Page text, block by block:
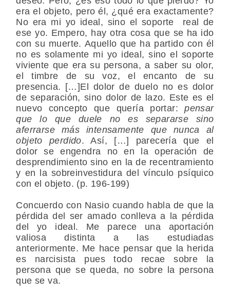
era el objeto, pero él, ¿qué era exactamente?
No era mi yo ideal, sino el soporte real de
ese yo. Empero, hay otra cosa que se ha ido
con su muerte. Aquello que ha partido con él
no es solamente mi yo ideal, sino el soporte
viviente que era su persona, a saber su olor,
el timbre de su voz, el encanto de su
presencia. […]El dolor de duelo no es dolor
de separación, sino dolor de lazo. Este es el
nuevo concepto que quería portar:pensar
que lo que duele no es separarse sino
aferrarse más intensamente que nunca al
objeto perdido. Así, […] parecería que el
dolor se engendra no en la operación de
desprendimiento sino en la de recentramiento
y en la sobreinvestidura del vínculo psíquico
con el objeto. (p. 196-199)
Concuerdo con Nasio cuando habla de que la
pérdida del ser amado conlleva a la pérdida
del yo ideal. Me parece una aportación
valiosa distinta a las estudiadas
anteriormente. Me hace pensar que la herida
es narcisista pues todo recae sobre la
persona que se queda, no sobre la persona
que se va.